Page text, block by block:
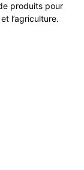
produits pour
l’agriculture.